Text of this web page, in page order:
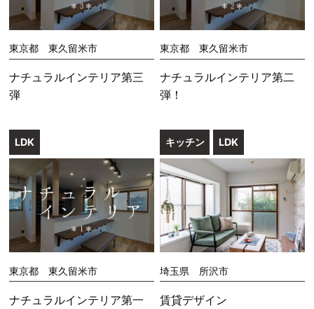
東京都 東久留米市
ナチュラルインテリア第三
弾
東京都 東久留米市
ナチュラルインテリア第二
弾！
LDK
東京都 東久留米市
ナチュラルインテリア第一
キッチン LDK
埼玉県 所沢市
賃貸デザイン